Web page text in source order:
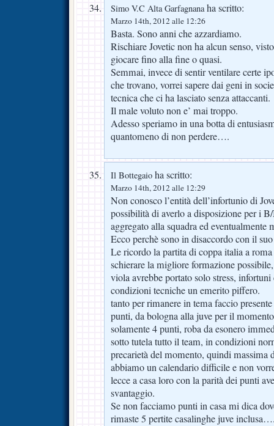
Simo V.C Alta Garfagnanaha scritto:
Marzo 14th, 2012 alle 12:26
Basta. Sono anni che azzardiamo.
Rischiare Jovetic non ha alcun senso,
giocare fino alla fine o quasi.
Semmai, invece di sentir ventilare certe
che trovano, vorrei sapere dai geni in
tecnica che ci ha lasciato senza attaccanti.
Il male voluto non e’ mai troppo.
Adesso speriamo in una botta di
quantomeno di non perdere….
Il Bottegaio ha scritto:
Marzo 14th, 2012 alle 12:29
Non conosco l’entità dell’infortunio di
possibilità di averlo a disposizione per i
aggregato alla squadra ed eventualmente
Ecco perchè sono in disaccordo con il
Le ricordo la partita di coppa italia a
schierare la migliore formazione
viola avrebbe portato solo stress,
condizioni tecniche un emerito piffero.
tanto per rimanere in tema faccio
punti, da bologna alla juve per il
solamente 4 punti, roba da esonero
sotto tutela tutto il team, in condizioni
precarietà del momento, quindi massima
abbiamo un calendario difficile e non
lecce a casa loro con la parità dei punti
svantaggio.
Se non facciamo punti in casa mi dica
rimaste 5 pertite casalinghe juve